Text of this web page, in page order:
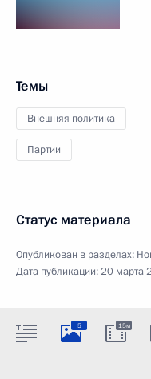
Темы
Внешняя политика
Партии
Статус материала
Опубликован в разделах:
Дата публикации:20 марта
5 15м